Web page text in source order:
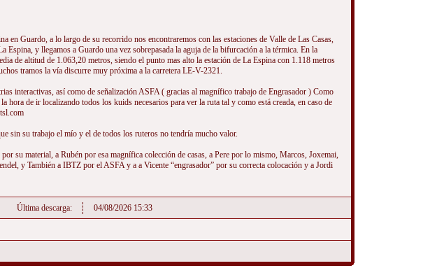
en Guardo, a lo largo de su recorrido nos encontraremos con las estaciones de Valle de Las Casas,
Espina, y llegamos a Guardo una vez sobrepasada la aguja de la bifurcación a la térmica. En la
de altitud de 1.063,20 metros, siendo el punto mas alto la estación de La Espina con 1.118 metros
tramos la vía discurre muy próxima a la carretera LE-V-2321.
interactivas, así como de señalización ASFA ( gracias al magnífico trabajo de Engrasador ) Como
hora de ir localizando todos los kuids necesarios para ver la ruta tal y como está creada, en caso de
sin su trabajo el mío y el de todos los ruteros no tendría mucho valor.
su material, a Rubén por esa magnífica colección de casas, a Pere por lo mismo, Marcos, Joxemai,
y También a IBTZ por el ASFA y a a Vicente “engrasador” por su correcta colocación y a Jordi
Última descarga: 04/08/2026 15:33